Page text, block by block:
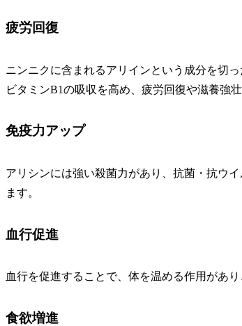
疲労回復
ニンニクに含まれるアリインという成分を切
ビタミンB1の吸収を高め、疲労回復や滋養強
免疫力アップ
アリシンには強い殺菌力があり、抗菌・抗ウ
ます。
血行促進
血行を促進することで、体を温める作用があ
食欲増進